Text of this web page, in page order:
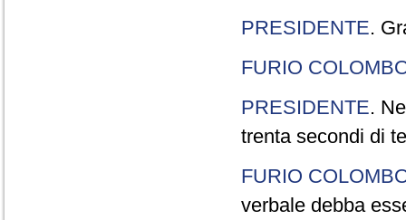
PRESIDENTE.
FURIO
PRESIDENTE.
trenta secondi di
FURIO
verbale debba